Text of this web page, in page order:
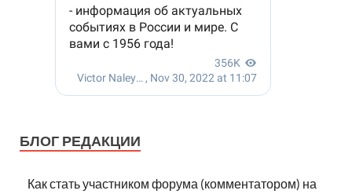
БЛОГ РЕДАКЦИИ
Как стать участником форума (комментатором) на